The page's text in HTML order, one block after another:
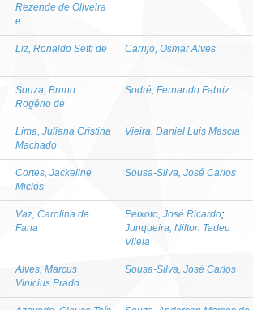
Rezende de Oliveira
e
Liz, Ronaldo Setti de Carrijo, Osmar Alves
Souza, Bruno
Rogério de
Sodré, Fernando Fabriz
Lima, Juliana Cristina
Machado
Vieira, Daniel Luis Mascia
Cortes, Jackeline
Miclos
Sousa-Silva, José Carlos
Vaz, Carolina de
Faria
Peixoto, José Ricardo;
Junqueira, Nilton Tadeu
Vilela
Alves, Marcus
Vinicius Prado
Sousa-Silva, José Carlos